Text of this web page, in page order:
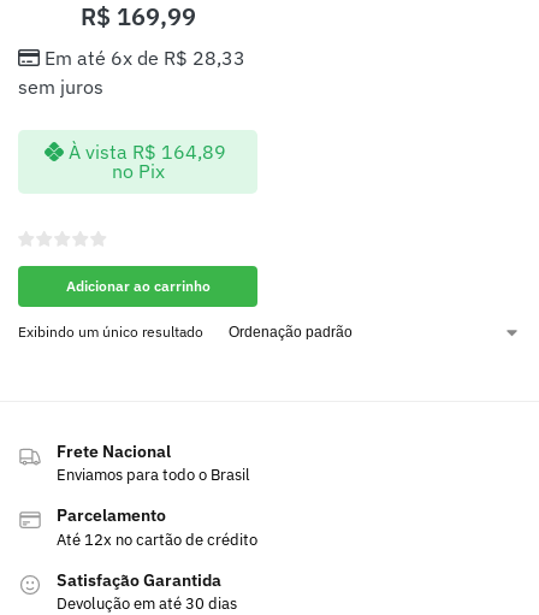
R$ 169,99
Em até 6x de R$ 28,33
sem juros
À vista R$ 164,89
no Pix
Adicionar ao carrinho
Exibindo um único resultado
Frete Nacional
Enviamos para todo o Brasil
Parcelamento
Até 12x no cartão de crédito
Satisfação Garantida
Devolução em até 30 dias